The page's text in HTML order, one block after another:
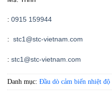
: 0915 159944
: stc1@stc-vietnam.com
: stc1@stc-vietnam.com
Danh mục: Đầu dò cảm biến nhiệt độ